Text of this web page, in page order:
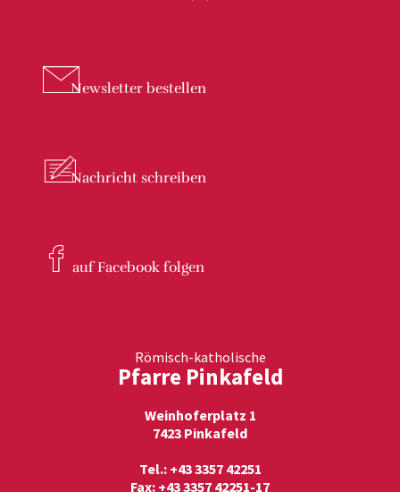
Newsletter bestellen
Nachricht schreiben
auf Facebook folgen
Römisch-katholische
Pfarre Pinkafeld
Weinhoferplatz 1
7423 Pinkafeld
Tel.: +43 3357 42251
Fax: +43 3357 42251-17